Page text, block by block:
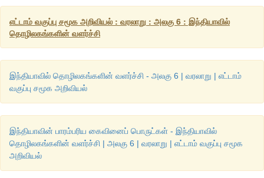
எட்டாம் வகுப்பு சமூக அறிவியல் : வரலாறு : அலகு 6 : இந்தியாவில்
தொழிலகங்களின் வளர்ச்சி
இந்தியாவில் தொழிலகங்களின் வளர்ச்சி - அலகு 6 | வரலாறு | எட்டாம்
வகுப்பு சமூக அறிவியல்
இந்தியாவின் பாரம்பரிய கைவினைப் பொருட்கள் - இந்தியாவில்
தொழிலகங்களின் வளர்ச்சி | அலகு 6 | வரலாறு | எட்டாம் வகுப்பு சமூக
அறிவியல்